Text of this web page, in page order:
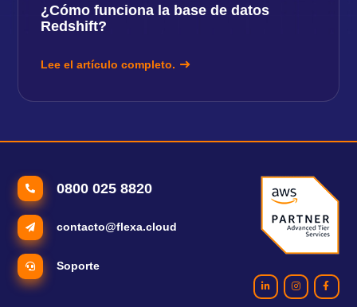
¿Cómo funciona la base de datos
Redshift?
Lee el artículo completo.
0800 025 8820
contacto@flexa.cloud
Soporte